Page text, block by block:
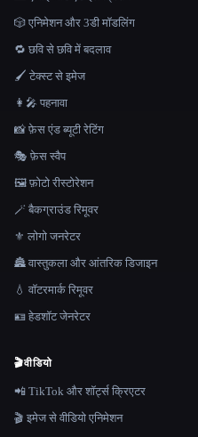
🎲 एनिमेशन और 3डी मॉडलिंग
🔁 छवि से छवि में बदलाव
🖌️ टेक्स्ट से इमेज
👩‍🎤 पहनावा
📸 फ़ेस एंड ब्यूटी रेटिंग
🎭 फ़ेस स्वैप
🖼️ फ़ोटो रीस्टोरेशन
🪄 बैकग्राउंड रिमूवर
⚜️ लोगो जनरेटर
🏯 वास्तुकला और आंतरिक डिजाइन
💧 वॉटरमार्क रिमूवर
🪪 हेडशॉट जेनरेटर
🎬वीडियो
📲 TikTok और शॉर्ट्स क्रिएटर
🎬 इमेज से वीडियो एनिमेशन